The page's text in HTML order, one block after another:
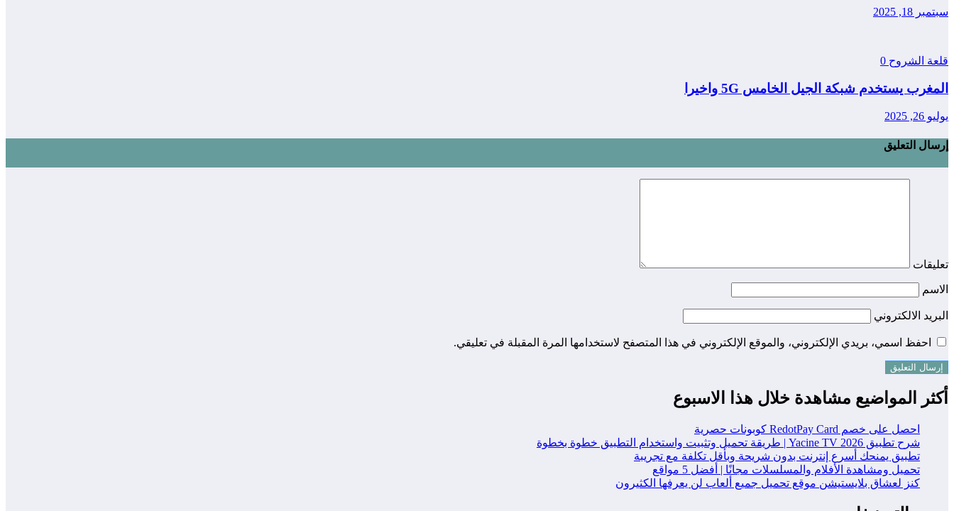
سبتمبر 18, 2025
قلعة الشروح 0
المغرب يستخدم شبكة الجيل الخامس 5G واخيرا
يوليو 26, 2025
إرسال التعليق
تعليقات
الاسم
البريد الالكتروني
احفظ اسمي، بريدي الإلكتروني، والموقع الإلكتروني في هذا المتصفح لاستخدامها المرة المقبلة في تعليقي.
أكثر المواضيع مشاهدة خلال هذا الاسبوع
احصل على خصم RedotPay Card كوبونات حصرية
شرح تطبيق Yacine TV 2026 | طريقة تحميل وتثبيت واستخدام التطبيق خطوة بخطوة
تطبيق يمنحك أسرع إنترنت بدون شريحة وبأقل تكلفة مع تجريبة
تحميل ومشاهدة الأفلام والمسلسلات مجانًا | أفضل 5 مواقع
كنز لعشاق بلايستيشن موقع تحميل جميع ألعاب لن يعرفها الكثيرون